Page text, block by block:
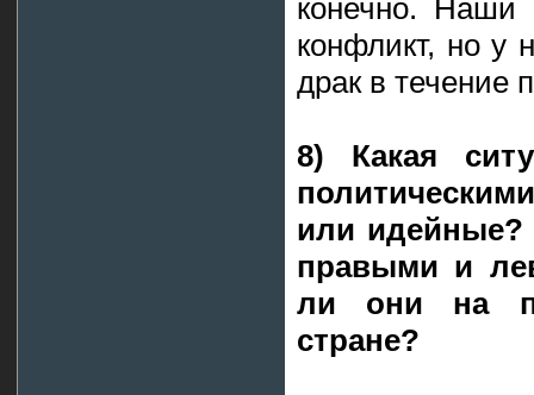
конечно. Наши
конфликт, но у
драк в течение
8) Какая
или идейные?
правыми и
ли они на
стране?